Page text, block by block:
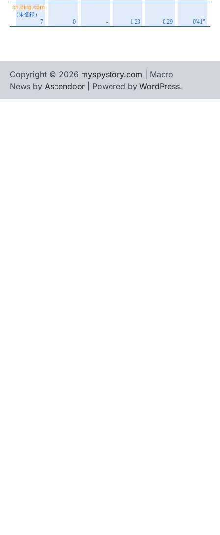
Copyright © 2026 myspystory.com | Macro
News by Ascendoor | Powered by WordPress.